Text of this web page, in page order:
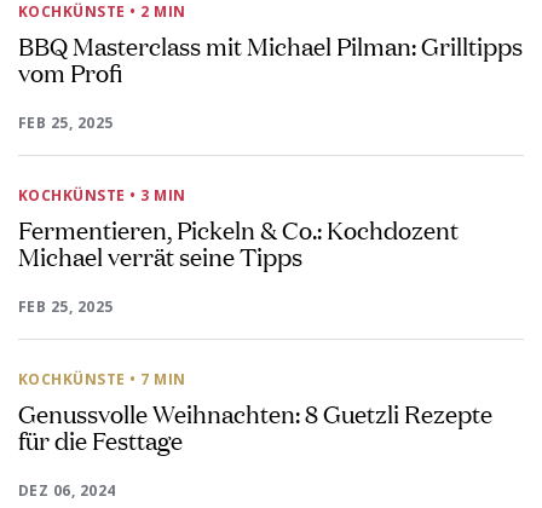
KOCHKÜNSTE • 2 MIN
BBQ Masterclass mit Michael Pilman: Grilltipps
vom Profi
FEB 25, 2025
KOCHKÜNSTE • 3 MIN
Fermentieren, Pickeln & Co.: Kochdozent
Michael verrät seine Tipps
FEB 25, 2025
KOCHKÜNSTE • 7 MIN
Genussvolle Weihnachten: 8 Guetzli Rezepte
für die Festtage
DEZ 06, 2024